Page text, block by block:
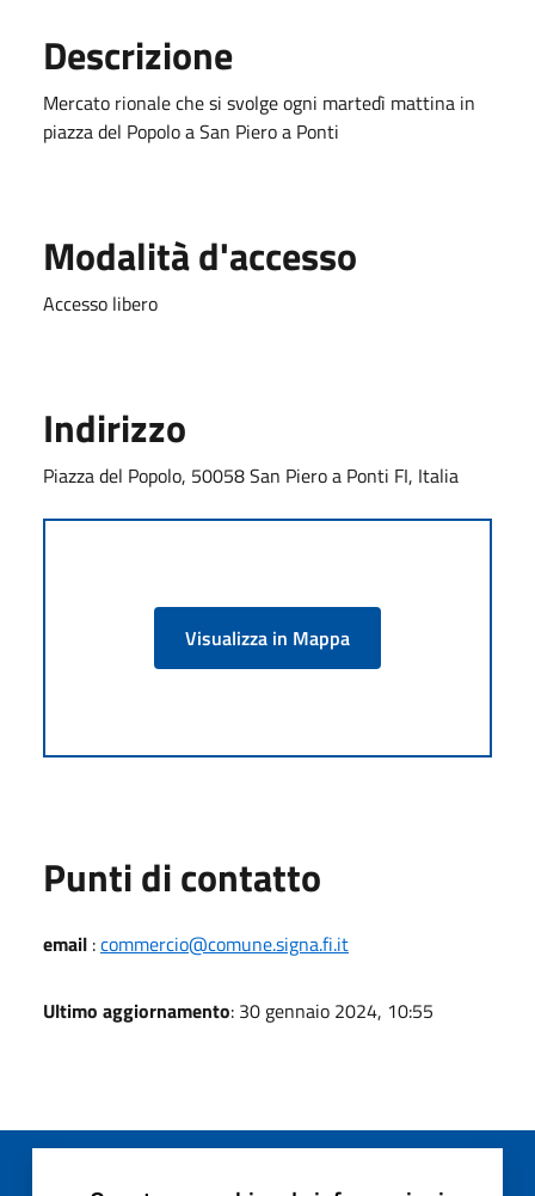
Descrizione
Mercato rionale che si svolge ogni martedì mattina in
piazza del Popolo a San Piero a Ponti
Modalità d'accesso
Accesso libero
Indirizzo
Piazza del Popolo, 50058 San Piero a Ponti FI, Italia
Visualizza in Mappa
Punti di contatto
email :commercio@comune.signa.fi.it
Ultimo aggiornamento: 30 gennaio 2024, 10:55